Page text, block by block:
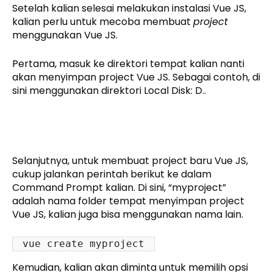
Setelah kalian selesai melakukan instalasi Vue JS,
kalian perlu untuk mecoba membuat project
menggunakan Vue JS.
Pertama, masuk ke direktori tempat kalian nanti
akan menyimpan project Vue JS. Sebagai contoh, di
sini menggunakan direktori Local Disk: D..
Selanjutnya, untuk membuat project baru Vue JS,
cukup jalankan perintah berikut ke dalam
Command Prompt kalian. Di sini, “myproject”
adalah nama folder tempat menyimpan project
Vue JS, kalian juga bisa menggunakan nama lain.
vue create myproject
Kemudian, kalian akan diminta untuk memilih opsi